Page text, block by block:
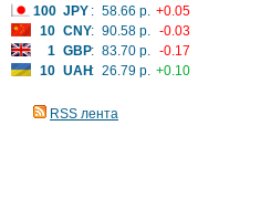
100 JPY : 58.66 р. +0.05
10 CNY: 90.58 р. -0.03
1 GBP: 83.70 р. -0.17
10 UAH: 26.79 р. +0.10
RSS лента